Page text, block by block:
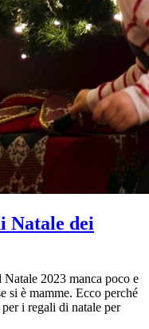
Natale dei
2023 manca poco e
si è mamme. Ecco perché
i regali di natale per